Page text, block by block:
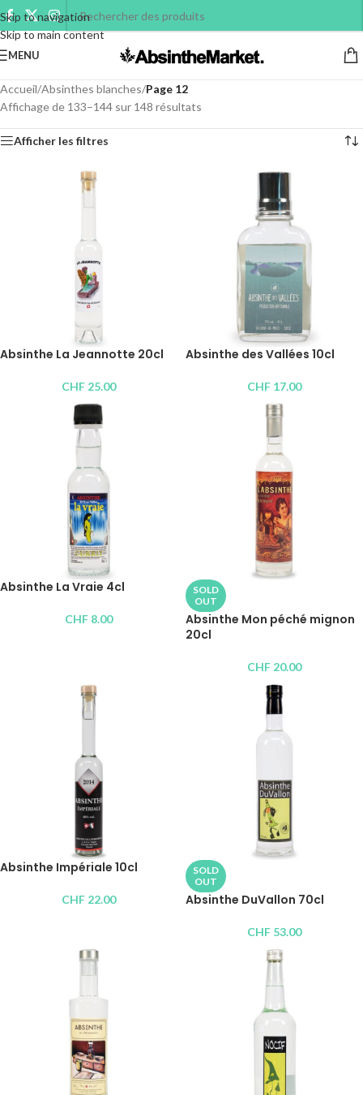
Skip to navigation
Skip to main content
MENU
Accueil/Absinthes blanches/Page 12
Affichage de 133–144 sur 148 résultats
Afficher les filtres
Absinthe La Jeannotte 20cl
CHF 25.00
Absinthe des Vallées 10cl
CHF 17.00
Absinthe La Vraie 4cl
CHF 8.00
SOLD
OUT
Absinthe Mon péché mignon
20cl
CHF 20.00
Absinthe Impériale 10cl
CHF 22.00
SOLD
OUT
Absinthe DuVallon 70cl
CHF 53.00